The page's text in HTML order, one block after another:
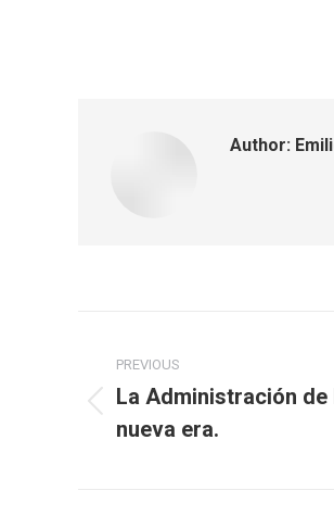
Author:
navigation
PREVIOUS
post:
La Administración
nueva era.